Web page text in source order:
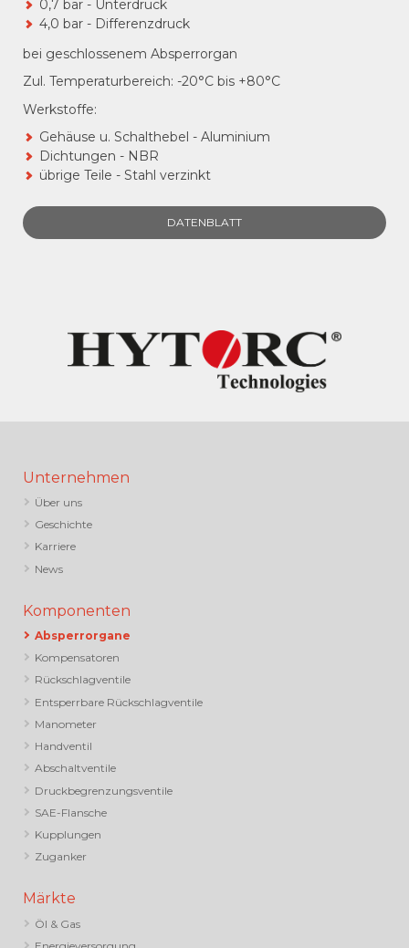
0,7 bar - Unterdruck
4,0 bar - Differenzdruck
bei geschlossenem Absperrorgan
Zul. Temperaturbereich: -20°C bis +80°C
Werkstoffe:
Gehäuse u. Schalthebel - Aluminium
Dichtungen - NBR
übrige Teile - Stahl verzinkt
DATENBLATT
Unternehmen
Über uns
Geschichte
Karriere
News
Komponenten
Absperrorgane
Kompensatoren
Rückschlagventile
Entsperrbare Rückschlagventile
Manometer
Handventil
Abschaltventile
Druckbegrenzungsventile
SAE-Flansche
Kupplungen
Zuganker
Märkte
Öl & Gas